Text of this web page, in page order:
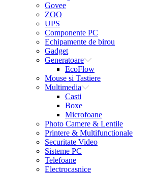
Govee
ZOO
UPS
Componente PC
Echipamente de birou
Gadget
Generatoare
EcoFlow
Mouse si Tastiere
Multimedia
Casti
Boxe
Microfoane
Photo Camere & Lentile
Printere & Multifunctionale
Securitate Video
Sisteme PC
Telefoane
Electrocasnice